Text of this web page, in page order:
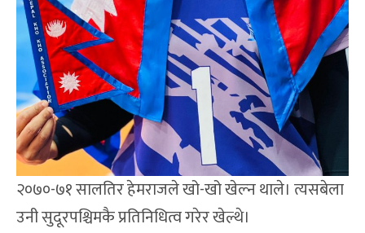
२०७०-७१ सालतिर हेमराजले खो-खो खेल्न थाले। त्यसबेला
उनी सुदूरपश्चिमकै प्रतिनिधित्व गरेर खेल्थे।